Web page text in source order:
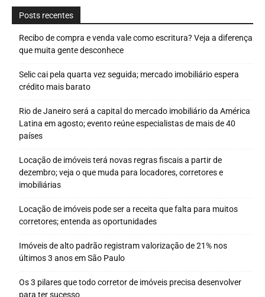
Posts recentes
Recibo de compra e venda vale como escritura? Veja a diferença
que muita gente desconhece
Selic cai pela quarta vez seguida; mercado imobiliário espera
crédito mais barato
Rio de Janeiro será a capital do mercado imobiliário da América
Latina em agosto; evento reúne especialistas de mais de 40
países
Locação de imóveis terá novas regras fiscais a partir de
dezembro; veja o que muda para locadores, corretores e
imobiliárias
Locação de imóveis pode ser a receita que falta para muitos
corretores; entenda as oportunidades
Imóveis de alto padrão registram valorização de 21% nos
últimos 3 anos em São Paulo
Os 3 pilares que todo corretor de imóveis precisa desenvolver
para ter sucesso